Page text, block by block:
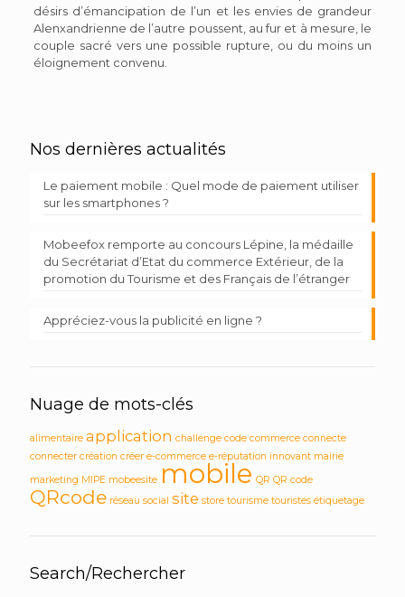
désirs d’émancipation de l’un et les envies de grandeur
Alenxandrienne de l’autre poussent, au fur et à mesure, le
couple sacré vers une possible rupture, ou du moins un
éloignement convenu.
Nos dernières actualités
Le paiement mobile : Quel mode de paiement utiliser
sur les smartphones ?
Mobeefox remporte au concours Lépine, la médaille
du Secrétariat d’Etat du commerce Extérieur, de la
promotion du Tourisme et des Français de l’étranger
Appréciez-vous la publicité en ligne ?
Nuage de mots-clés
alimentaire application challenge code commerce connecte
connecter création créer e-commerce e-réputation innovant mairie
marketing MIPE mobeesite mobile QR QR code
QRcode réseau social site store tourisme touristes étiquetage
Search/Rechercher